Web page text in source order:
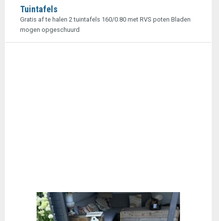
Tuintafels
Gratis af te halen 2 tuintafels 160/0.80 met RVS poten Bladen
mogen opgeschuurd